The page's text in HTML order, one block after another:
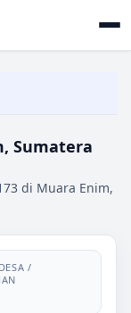
Sumatera
di Muara Enim,
/